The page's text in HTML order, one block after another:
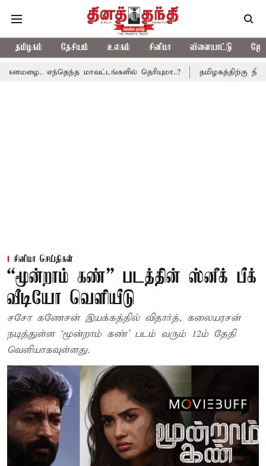
தமிழகம் தேசியம் உலகம் சினிமா விளையாட்டு
மாவட்டங்களில் தெரியுமா..? தமிழகத்திற்கு நியாயமான
சினிமா செய்திகள்
“மூன்றாம் கண்” படத்தின் ஸ்னீக் பீக்
வீடியோ வெளியீடு
சசோ கணேசன் இயக்கத்தில் விதார்த், கலையரசன்
நடித்துள்ள ‘மூன்றாம் கண்’ படம் வரும் 12ம் தேதி
வெளியாகவுள்ளது.